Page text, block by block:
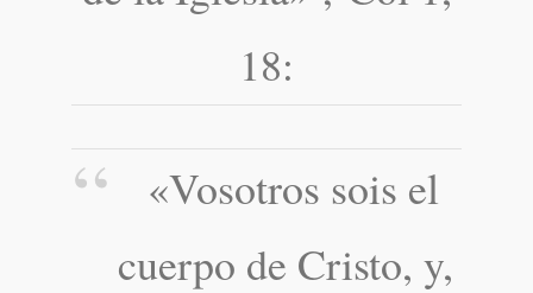
18:
«Vosotros sois el
cuerpo de Cristo, y,